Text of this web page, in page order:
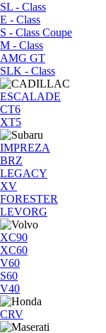
SL - Class
E - Class
S - Class Coupe
M - Class
AMG GT
SLK - Class
ESCALADE
CT6
XT5
IMPREZA
BRZ
LEGACY
XV
FORESTER
LEVORG
XC90
XC60
V60
S60
V40
CRV